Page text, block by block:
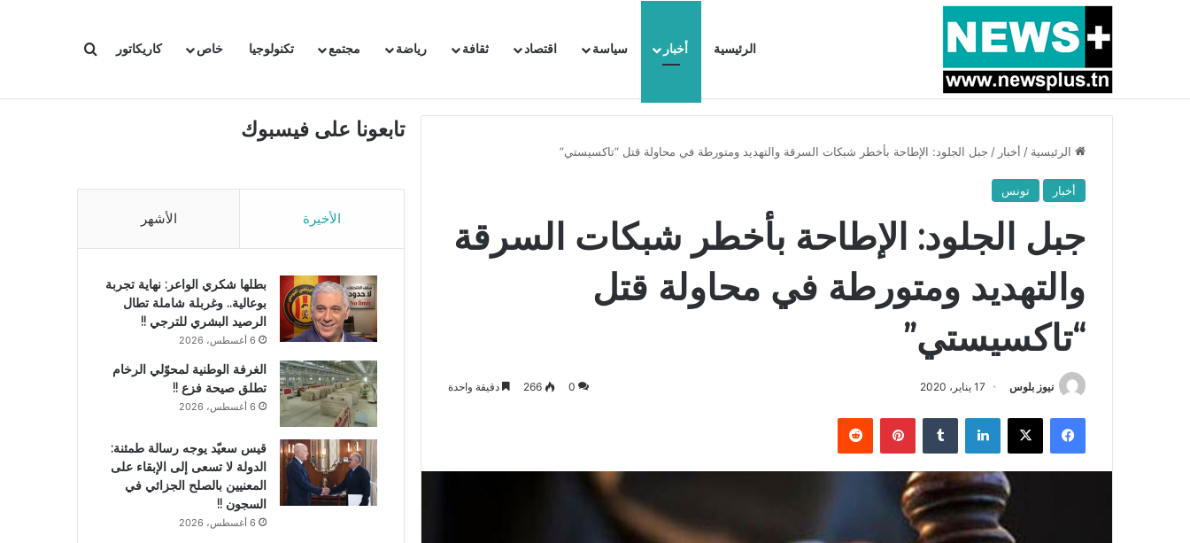
الرئيسية أخبار سياسة اقتصاد ثقافة رياضة مجتمع تكنولوجيا خاص كاريكاتور بحث عن
أخبار عاجلة بسبب المرزوقي وبتكليف من سعيّد: الخارجية تستدعي السفيرة الفرنسية بتونس وتبلغها احتجاجا شديد اللهجة !!
الرئيسية / أخبار / جبل الجلود: الإطاحة بأخطر شبكات السرقة والتهديد ومتورطة في محاولة قتل “تاكسيستي”
أخبار تونس
جبل الجلود: الإطاحة بأخطر شبكات السرقة
والتهديد ومتورطة في محاولة قتل
“تاكسيستي”
نيوز بلوس 17 يناير، 2020 0
266 دقيقة واحدة
فيسبوك X لينكدإن بينتيريست
تابعونا على فيسبوك
الأخيرة الأشهر
بطلها شكري الواعر: نهاية تجربة
بوعالية.. وغربلة شاملة تطال
الرصيد البشري للترجي !!
6 أغسطس، 2026
الغرفة الوطنية لمحوّلي الرخام
تطلق صيحة فزع !!
6 أغسطس، 2026
قيس سعيّد يوجه رسالة طمئنة:
الدولة لا تسعى إلى الإبقاء على
المعنيين بالصلح الجزائي في
السجون !!
6 أغسطس، 2026